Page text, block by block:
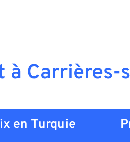
Carrières-
en Turquie